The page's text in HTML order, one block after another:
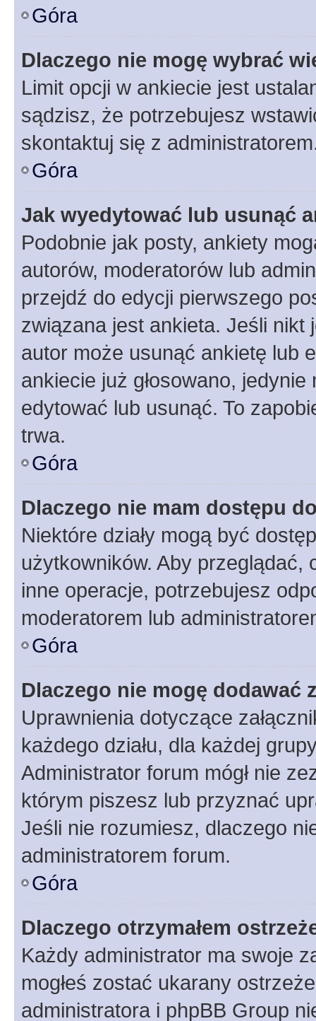
Góra
Dlaczego nie mogę wybrać
Limit opcji w ankiecie jest
sądzisz, że potrzebujesz
skontaktuj się z
Góra
Jak wyedytować lub usunąć
Podobnie jak posty, ankiety
autorów, moderatorów lub
przejdź do edycji pierwszego
związana jest ankieta. Jeśli nikt
autor może usunąć ankietę lub
ankiecie już głosowano,
edytować lub usunąć. To
trwa.
Góra
Dlaczego nie mam dostępu
Niektóre działy mogą być
użytkowników. Aby
inne operacje, potrzebujesz
moderatorem lub
Góra
Dlaczego nie mogę dodawać
Uprawnienia dotyczące
każdego działu, dla każdej
Administrator forum mógł nie
którym piszesz lub przyznać
Jeśli nie rozumiesz, dlaczego
administratorem forum.
Góra
Dlaczego otrzymałem
Każdy administrator ma swoje
mogłeś zostać ukarany
administratora i phpBB Group